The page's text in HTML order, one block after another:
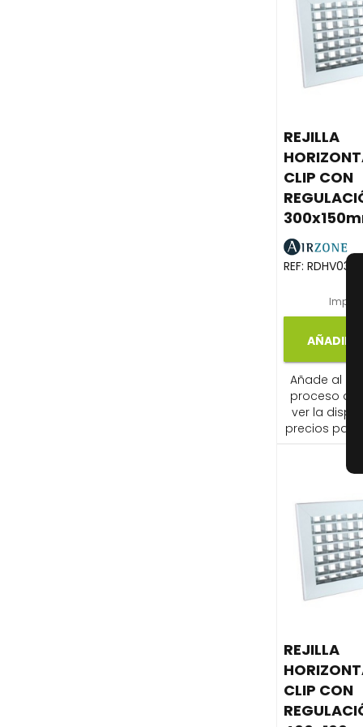
REJILLA
CLIP CON
REF:
AÑADIR
Añade al
proceso de
ver la
precios
REJILLA
CLIP CON